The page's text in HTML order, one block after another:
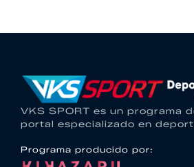
VKS SPORT es un programa
portal especializado en
Programa producido por: